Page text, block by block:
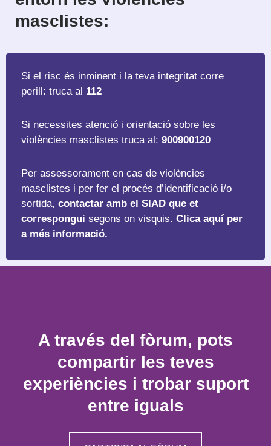
masclistes:
Si el risc és inminent i la teva integritat corre
perill: truca al 112
Si necessites atenció i orientació sobre les
violències masclistes truca al: 900900120
Per assessorament en cas de violències
masclistes i per fer el procés d’identificació i/o
sortida, contactar amb el SIAD que et
correspongui segons on visquis. Clica aquí per
a més informació.
A través del fòrum, pots
compartir les teves
experiències i trobar suport
entre iguals